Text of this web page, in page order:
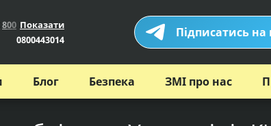
800 Показати
0800443014 Підписатись на
Блог Безпека ЗМІ про нас